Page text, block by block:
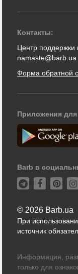
Контакты:
Центр поддержки
namaste@barb.ua
Форма обратной
Приложения
Barb в
© 2026 Barb.ua
При
источник
Информация,
только для